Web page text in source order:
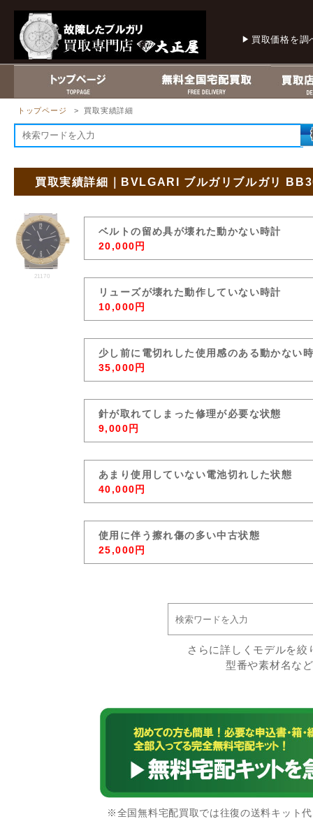
買取価格を調
トップページ > 買取実績詳細
買取実績詳細｜BVLGARI ブルガリブルガリ
21170
ベルトの留め具が壊れた動かない時計
20,000円
リューズが壊れた動作していない時計
10,000円
少し前に電切れした使用感のある動かない
35,000円
針が取れてしまった修理が必要な状態
9,000円
あまり使用していない電池切れした状態
40,000円
使用に伴う擦れ傷の多い中古状態
25,000円
さらに詳しくモデルを
型番や素材名な
※全国無料宅配買取では往復の送料キット